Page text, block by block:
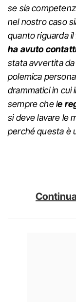
se sia
nel nostro caso
quanto riguarda
ha avuto
stata avvertita
polemica
drammatici in cui
sempre che le
si deve lavare le
perché questa è